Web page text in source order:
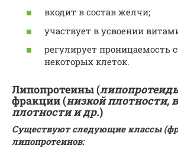
входит в состав желчи;
участвует в усвоении
регулирует проницаемость
некоторых клеток.
Липопротеины (
фракции (низкой плотности,
плотности и др.)
Существуют следующие классы (
липопротеинов: